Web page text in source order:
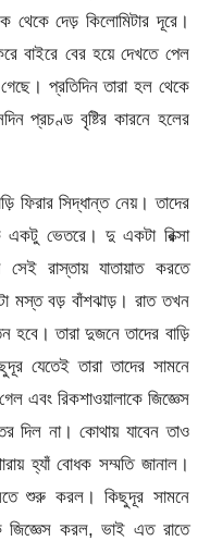
থেকে দেড় কিলোমিটার দূরে।
বাইরে বের হয়ে দেখতে পেল
প্রতিদিন তারা হল থেকে
প্রচণ্ড বৃষ্টির কারনে হলের
ফিরার সিদ্ধান্ত নেয়। তাদের
একটু ভেতরে। দু একটা রিক্সা
রাস্তায় যাতায়াত করতে
মস্ত বড় বাঁশঝাড়। রাত তখন
হবে। তারা দুজনে তাদের বাড়ি
যেতেই তারা তাদের সামনে
এবং রিকশাওয়ালাকে জিজ্ঞেস
দিল না। কোথায় যাবেন তাও
হ্যাঁ বোধক সম্মতি জানাল।
শুরু করল। কিছুদূর সামনে
জিজ্ঞেস করল, ভাই এত রাতে